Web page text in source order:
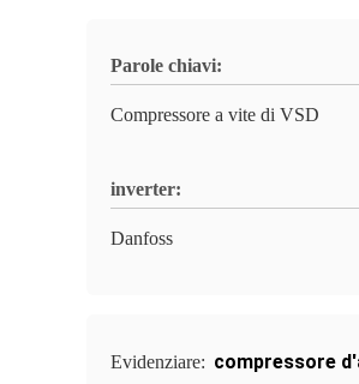
Parole chiavi:
Compressore a vite di VSD
inverter:
Danfoss
Evidenziare: compressore